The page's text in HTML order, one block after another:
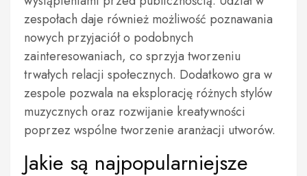
zespołach daje również możliwość poznawania
nowych przyjaciół o podobnych
zainteresowaniach, co sprzyja tworzeniu
trwałych relacji społecznych. Dodatkowo gra w
zespole pozwala na eksplorację różnych stylów
muzycznych oraz rozwijanie kreatywności
poprzez wspólne tworzenie aranżacji utworów.
Jakie są najpopularniejsze